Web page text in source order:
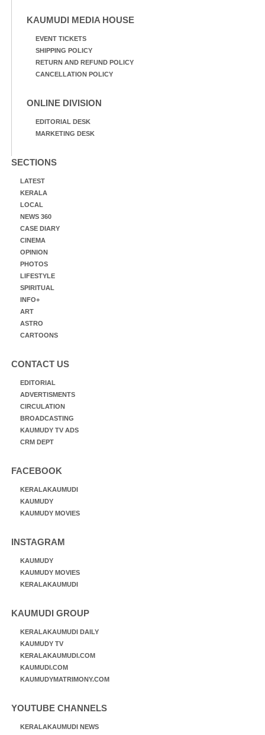
KAUMUDI MEDIA HOUSE
EVENT TICKETS
SHIPPING POLICY
RETURN AND REFUND POLICY
CANCELLATION POLICY
ONLINE DIVISION
EDITORIAL DESK
MARKETING DESK
SECTIONS
LATEST
KERALA
LOCAL
NEWS 360
CASE DIARY
CINEMA
OPINION
PHOTOS
LIFESTYLE
SPIRITUAL
INFO+
ART
ASTRO
CARTOONS
CONTACT US
EDITORIAL
ADVERTISMENTS
CIRCULATION
BROADCASTING
KAUMUDY TV ADS
CRM DEPT
FACEBOOK
KERALAKAUMUDI
KAUMUDY
KAUMUDY MOVIES
INSTAGRAM
KAUMUDY
KAUMUDY MOVIES
KERALAKAUMUDI
KAUMUDI GROUP
KERALAKAUMUDI DAILY
KAUMUDY TV
KERALAKAUMUDI.COM
KAUMUDI.COM
KAUMUDYMATRIMONY.COM
YOUTUBE CHANNELS
KERALAKAUMUDI NEWS